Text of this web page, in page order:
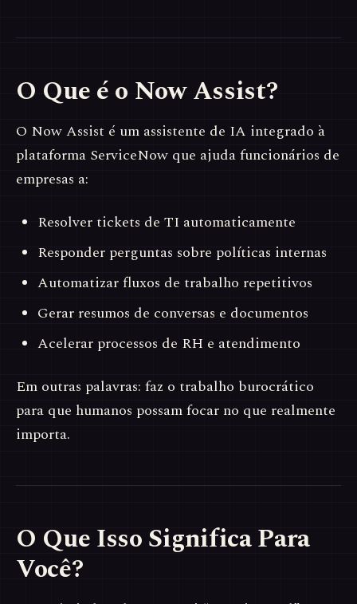
O Que é o Now Assist?
O Now Assist é um assistente de IA integrado à
plataforma ServiceNow que ajuda funcionários de
empresas a:
Resolver tickets de TI automaticamente
Responder perguntas sobre políticas internas
Automatizar fluxos de trabalho repetitivos
Gerar resumos de conversas e documentos
Acelerar processos de RH e atendimento
Em outras palavras: faz o trabalho burocrático
para que humanos possam focar no que realmente
importa.
O Que Isso Significa Para
Você?